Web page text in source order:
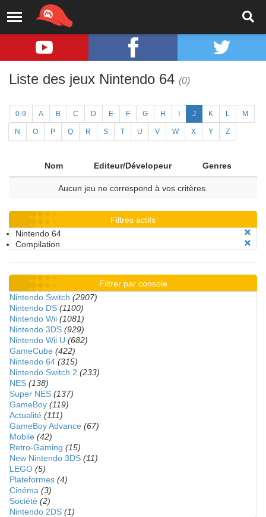
Liste des jeux Nintendo 64 (0)
0-9 A B C D E F G H J K L M
N O P Q R S T U V W X Y Z
Nom Editeur/Dévelopeur Genres
Aucun jeu ne correspond à vos critères.
Filtres actifs
Nintendo 64
Compilation
Filtrer par console
Nintendo Switch (2907)
Nintendo DS (1100)
Nintendo Wii (1081)
Nintendo 3DS (929)
Nintendo Wii U (682)
GameCube (422)
Nintendo 64 (315)
Nintendo Switch 2 (233)
NES (138)
Super NES (137)
GameBoy (119)
Actualité (111)
GameBoy Advance (67)
Mobile (42)
Retro-Gaming (15)
New Nintendo 3DS (11)
LEGO (5)
Plateformes (4)
Cinéma (3)
Société (2)
Nintendo 2DS (1)